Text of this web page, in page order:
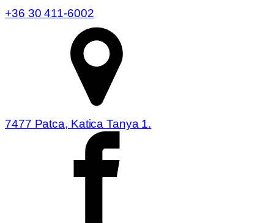
+36 30 411-6002
7477 Patca, Katica Tanya 1.